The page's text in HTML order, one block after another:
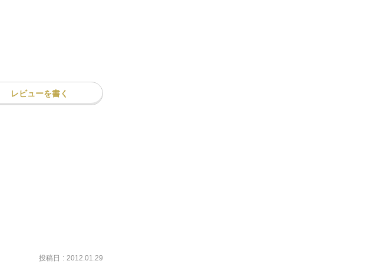
レビューを書く
成長。その後海に住む敵
本当の「悪」とは何か？
投稿日 : 2012.01.29